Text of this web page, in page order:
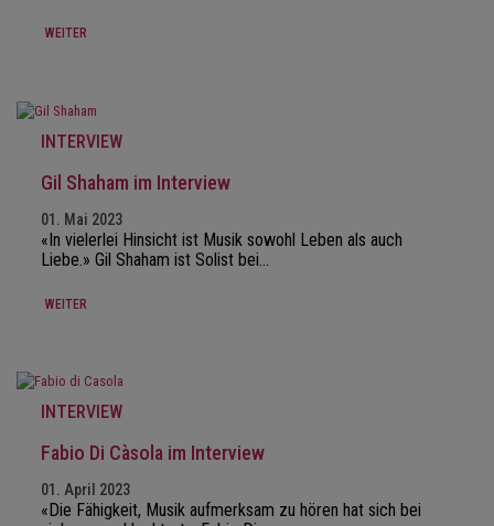
WEITER
INTERVIEW
Gil Shaham im Interview
01. Mai 2023
«In vielerlei Hinsicht ist Musik sowohl Leben als auch
Liebe.» Gil Shaham ist Solist bei…
WEITER
INTERVIEW
Fabio Di Càsola im Interview
01. April 2023
«Die Fähigkeit, Musik aufmerksam zu hören hat sich bei